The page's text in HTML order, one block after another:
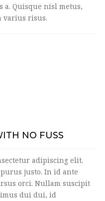
a. Quisque nisl metus,
risus.
NO FUSS
adipiscing elit.
justo. In id ante
orci. Nullam suscipit
dui dui, id